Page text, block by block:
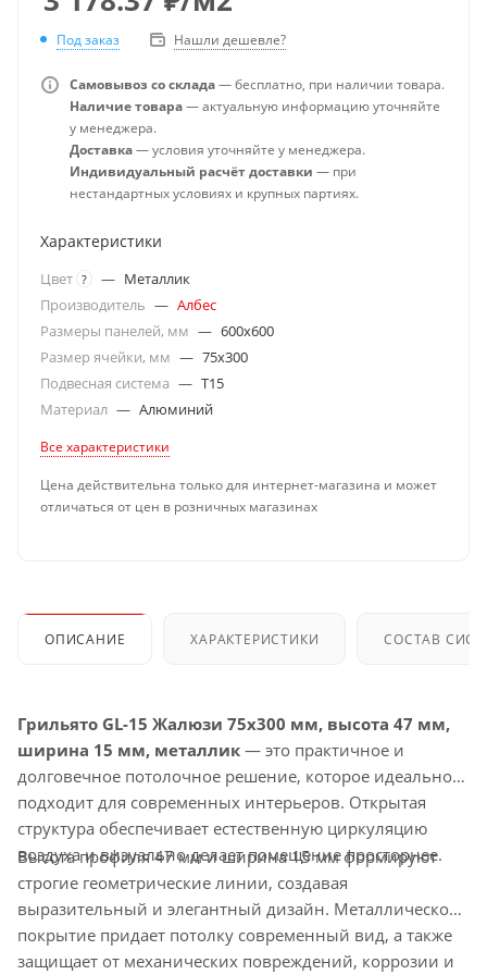
Под заказ Нашли дешевле?
Самовывоз со склада— бесплатно, при наличии товара.
Наличие товара— актуальную информацию уточняйте
у менеджера.
Доставка— условия уточняйте у менеджера.
Индивидуальный расчёт доставки — при
нестандартных условиях и крупных партиях.
Характеристики
Цвет ? — Металлик
Производитель — Албес
Размеры панелей, мм — 600x600
Размер ячейки, мм — 75x300
Подвесная система — T15
Материал — Алюминий
Все характеристики
Цена действительна только для интернет-магазина и может
отличаться от цен в розничных магазинах
ОПИСАНИЕ ХАРАКТЕРИСТИКИ СОСТАВ
Грильято GL-15 Жалюзи 75x300 мм, высота 47 мм,
ширина 15 мм, металлик — это практичное и
долговечное потолочное решение, которое идеально
подходит для современных интерьеров. Открытая
структура обеспечивает естественную циркуляцию
воздуха и визуально делает помещение просторнее.
Высота профиля 47 мм и ширина 15 мм формируют
строгие геометрические линии, создавая
выразительный и элегантный дизайн. Металлическое
покрытие придает потолку современный вид, а также
защищает от механических повреждений, коррозии и